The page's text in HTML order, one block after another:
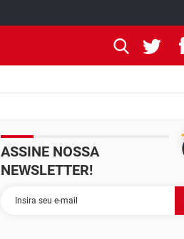
ASSINE NOSSA
NEWSLETTER!